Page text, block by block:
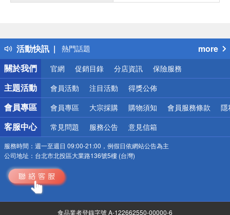
活動快訊
得獎公告
熱門話題
銀行優惠
偏遠地區配送
詐騙網頁！請小心！
more
關於我們
官網 促銷目錄 分店資訊 保險服務
主題活動 會員活動 注目活動 得獎公佈
會員專區 會員專區 大宗採購 購物須知 會員服務條款 隱
客服中心 常見問題 服務公告 意見信箱
服務時間： 週一至週日 09:00-21:00，例假日依網站公告為主
公司地址： 台北市北投區大業路136號5樓 (台灣)
食品業者登錄字號 A-122662550-00000-6